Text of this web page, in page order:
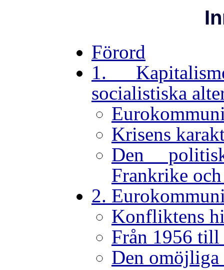
Förord
1.
socialistiska
Krisens
Den
Frankrike
2.
Konfliktens
Från 1956
Den omöjliga